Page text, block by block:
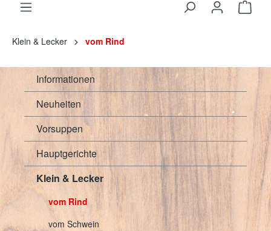
Klein & Lecker vom Rind
Informationen
Neuheiten
Vorsuppen
Hauptgerichte
Klein & Lecker
vom Rind
vom Schwein